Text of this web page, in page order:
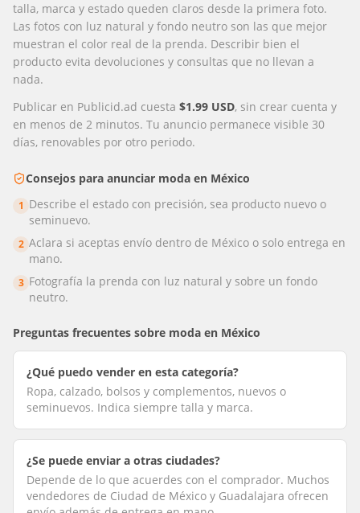
talla, marca y estado queden claros desde la primera foto.
Las fotos con luz natural y fondo neutro son las que mejor
muestran el color real de la prenda. Describir bien el
producto evita devoluciones y consultas que no llevan a
nada.
Publicar en Publicid.ad cuesta $1.99 USD, sin crear cuenta y
en menos de 2 minutos. Tu anuncio permanece visible 30
días, renovables por otro periodo.
Consejos para anunciar moda en México
1 Describe el estado con precisión, sea producto nuevo o
seminuevo.
2 Aclara si aceptas envío dentro de México o solo entrega en
mano.
3 Fotografía la prenda con luz natural y sobre un fondo
neutro.
Preguntas frecuentes sobre moda en México
¿Qué puedo vender en esta categoría?
Ropa, calzado, bolsos y complementos, nuevos o
seminuevos. Indica siempre talla y marca.
¿Se puede enviar a otras ciudades?
Depende de lo que acuerdes con el comprador. Muchos
vendedores de Ciudad de México y Guadalajara ofrecen